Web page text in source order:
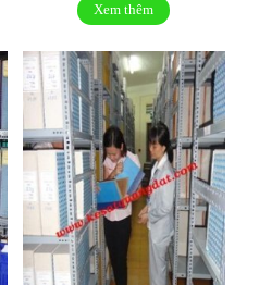
Xem thêm